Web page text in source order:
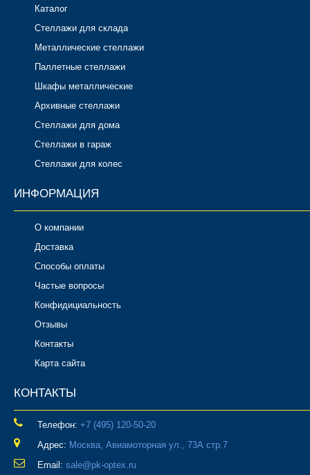
Каталог
Стеллажи для склада
Металлические стеллажи
Паллетные стеллажи
Шкафы металлические
Архивные стеллажи
Стеллажи для дома
Стеллажи в гараж
Стеллажи для колес
ИНФОРМАЦИЯ
О компании
Доставка
Способы оплаты
Частые вопросы
Конфидициальность
Отзывы
Контакты
Карта сайта
КОНТАКТЫ
Телефон: ‎+7 (495) 120-50-20
Адрес: Москва, Авиамоторная ул., 73А стр.7
Email: sale@pk-optex.ru